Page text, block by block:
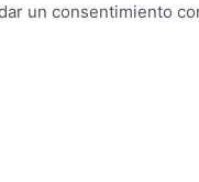
un consentimiento